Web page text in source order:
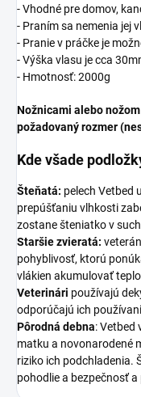
- Vhodné pre domov,
- Praním sa nemenia jej
- Pranie v práčke je
- Výška vlasu je cca
- Hmotnosť: 2000g
Nožnicami alebo
požadovaný rozmer
Kde všade
Šteňatá: pelech Vetbed
prepúšťaniu vlhkosti
zostane šteniatko v
Staršie zvieratá:
pohyblivosť, ktorú
vlákien akumulovať
Veterinári používajú
odporúčajú ich
Pôrodná debna: Vetbed
matku a novonarodené
riziko ich podchladenia.
pohodlie a bezpečnosť